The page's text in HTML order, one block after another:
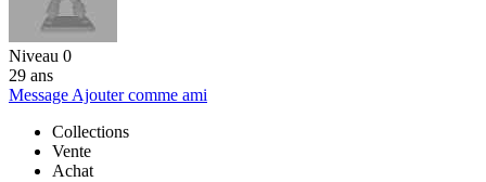
Niveau 0
29 ans
Message Ajouter comme ami
Collections
Vente
Achat